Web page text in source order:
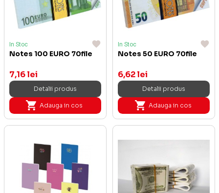
In Stoc
Notes 100 EURO 70file
7,16 lei
Detalii produs
Adauga in cos
In Stoc
Notes 50 EURO 70file
6,62 lei
Detalii produs
Adauga in cos